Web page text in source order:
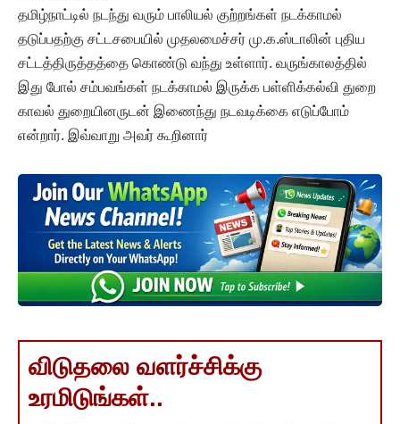
தமிழ்நாட்டில் நடந்து வரும் பாலியல் குற்றங்கள் நடக்காமல்
தடுப்பதற்கு சட்டசபையில் முதலமைச்சர் மு.க.ஸ்டாலின் புதிய
சட்டத்திருத்தத்தை கொண்டு வந்து உள்ளார். வருங்காலத்தில்
இது போல் சம்பவங்கள் நடக்காமல் இருக்க பள்ளிக்கல்வி துறை
காவல் துறையினருடன் இணைந்து நடவடிக்கை எடுப்போம்
என்றார். இவ்வாறு அவர் கூறினார்
விடுதலை வளர்ச்சிக்கு
உரமிடுங்கள்..